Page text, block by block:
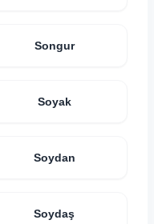
Songur
Soyak
Soydan
Soydaş